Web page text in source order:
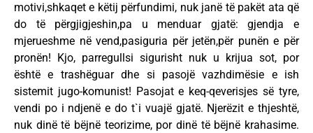
motivi,shkaqet e këtij përfundimi, nuk janë të pakët ata që
do të përgjigjeshin,pa u menduar gjatë: gjendja e
mjerueshme në vend,pasiguria për jetën,për punën e për
pronën! Kjo, parregullsi sigurisht nuk u krijua sot, por
është e trashëguar dhe si pasojë vazhdimësie e ish
sistemit jugo-komunist! Pasojat e keq-qeverisjes së tyre,
vendi po i ndjenë e do t`i vuajë gjatë. Njerëzit e thjeshtë,
nuk dinë të bëjnë teorizime, por dinë të bëjnë krahasime.